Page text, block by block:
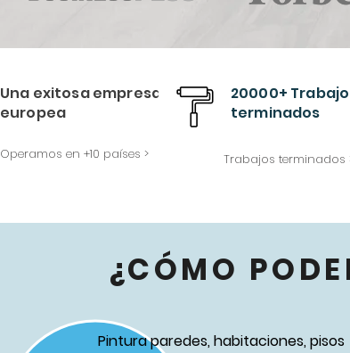
Una exitosa empresa
europea
Operamos en +10 países >
20000+
terminados
Trabajos terminados
¿CÓMO
Pintura paredes, habitaciones, pisos